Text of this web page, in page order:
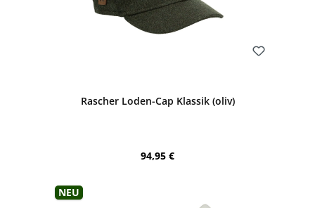
Rascher Loden-Cap Klassik (oliv)
Regulärer Preis:
94,95 €
Neu